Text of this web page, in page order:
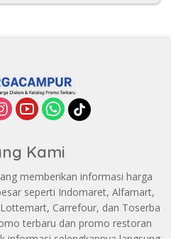
Kami
memberikan informasi harga
seperti Indomaret, Alfamart,
Carrefour, dan Toserba
terbaru dan promo restoran